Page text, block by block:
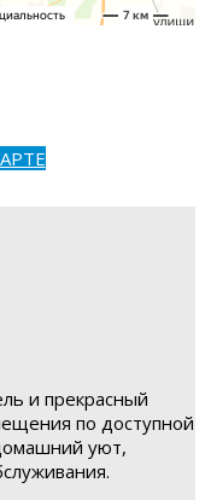
и прекрасный
по доступной
уют,